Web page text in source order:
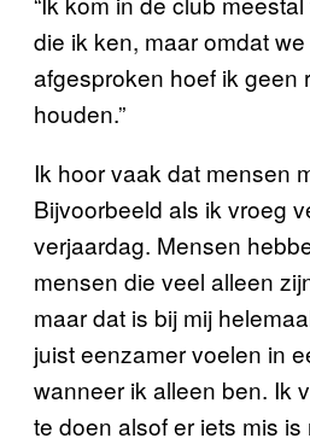
die ik ken, maar omdat
afgesproken hoef ik geen
houden.”
Ik hoor vaak dat mensen
Bijvoorbeeld als ik vroeg
verjaardag. Mensen
mensen die veel alleen
maar dat is bij mij
juist eenzamer voelen in
wanneer ik alleen ben. Ik
te doen alsof er iets mis